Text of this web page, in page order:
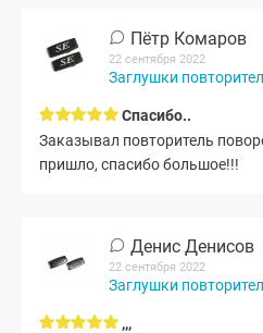
Пётр Комаров
22 сентября 2022
Спасибо..
Заказывал повторитель
пришло, спасибо большое!!!
Денис Денисов
22 сентября 2022
,,,